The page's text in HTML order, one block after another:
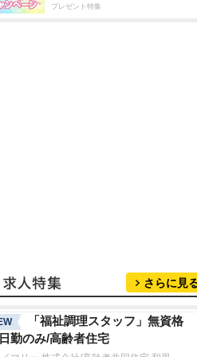
プレゼント特集
さらに見
「福祉調理スタッフ」無資格
勤のみ/高齢者住宅